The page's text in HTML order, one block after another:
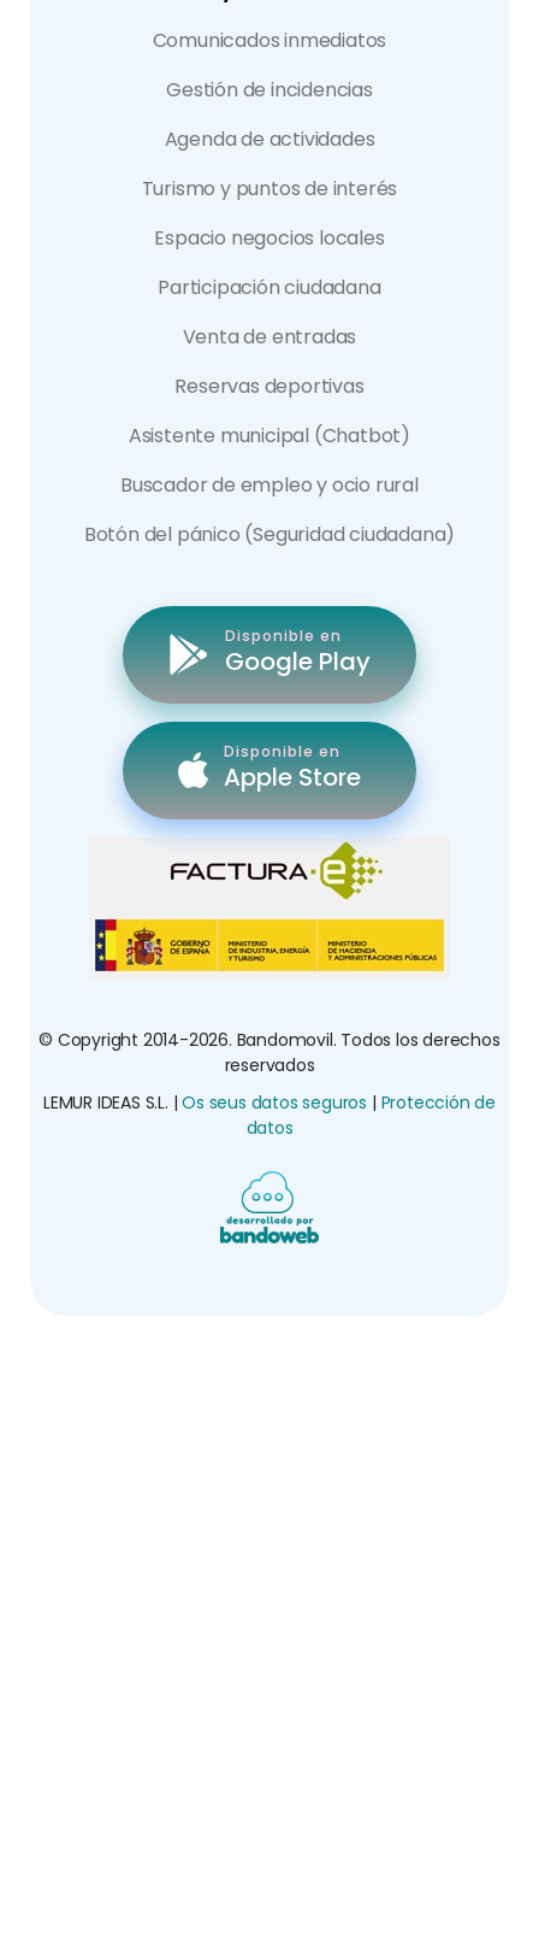
Comunicados inmediatos
Gestión de incidencias
Agenda de actividades
Turismo y puntos de interés
Espacio negocios locales
Participación ciudadana
Venta de entradas
Reservas deportivas
Asistente municipal (Chatbot)
Buscador de empleo y ocio rural
Botón del pánico (Seguridad ciudadana)
Disponible en
Google Play
Disponible en
Apple Store
© Copyright 2014-2026. Bandomovil. Todos los derechos
reservados
LEMUR IDEAS S.L. |Os seus datos seguros | Protección de
datos